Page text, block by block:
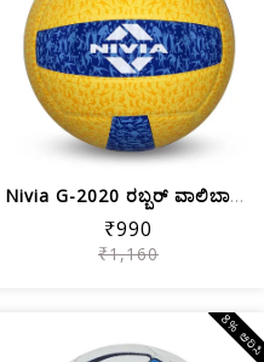
Nivia G-2020 ರಬ್ಬರ್ ವಾಲಿಬಾಲ್, (ಹಳದಿ ಮ...
₹990
₹1,160
8%